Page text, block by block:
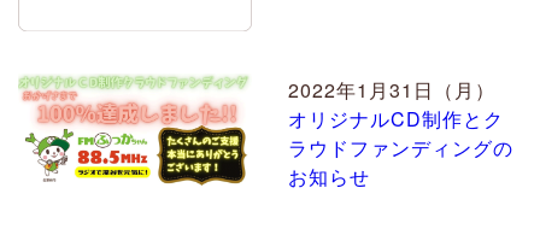
2022年1月31日（月）
オリジナルCD制作とク
ラウドファンディングの
お知らせ